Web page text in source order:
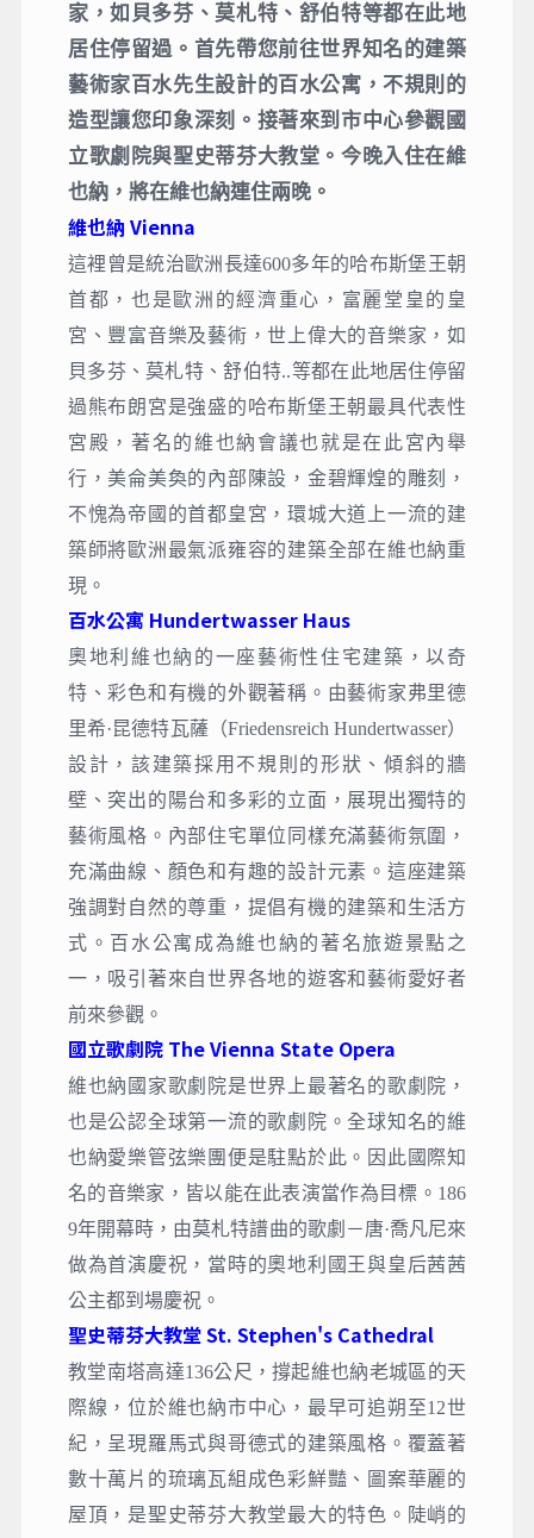
家，如貝多芬、莫札特、舒伯特等都在此地
居住停留過。首先帶您前往世界知名的建築
藝術家百水先生設計的百水公寓，不規則的
造型讓您印象深刻。接著來到市中心參觀國
立歌劇院與聖史蒂芬大教堂。今晚入住在維
也納，將在維也納連住兩晚。
維也納 Vienna
這裡曾是統治歐洲長達600多年的哈布斯堡王朝
首都，也是歐洲的經濟重心，富麗堂皇的皇
宮、豐富音樂及藝術，世上偉大的音樂家，如
貝多芬、莫札特、舒伯特..等都在此地居住停留
過熊布朗宮是強盛的哈布斯堡王朝最具代表性
宮殿，著名的維也納會議也就是在此宮內舉
行，美侖美奐的內部陳設，金碧輝煌的雕刻，
不愧為帝國的首都皇宮，環城大道上一流的建
築師將歐洲最氣派雍容的建築全部在維也納重
現。
百水公寓 Hundertwasser Haus
奧地利維也納的一座藝術性住宅建築，以奇
特、彩色和有機的外觀著稱。由藝術家弗里德
里希·昆德特瓦薩（Friedensreich Hundertwasser）
設計，該建築採用不規則的形狀、傾斜的牆
壁、突出的陽台和多彩的立面，展現出獨特的
藝術風格。內部住宅單位同樣充滿藝術氛圍，
充滿曲線、顏色和有趣的設計元素。這座建築
強調對自然的尊重，提倡有機的建築和生活方
式。百水公寓成為維也納的著名旅遊景點之
一，吸引著來自世界各地的遊客和藝術愛好者
前來參觀。
國立歌劇院 The Vienna State Opera
維也納國家歌劇院是世界上最著名的歌劇院，
也是公認全球第一流的歌劇院。全球知名的維
也納愛樂管弦樂團便是駐點於此。因此國際知
名的音樂家，皆以能在此表演當作為目標。186
9年開幕時，由莫札特譜曲的歌劇－唐·喬凡尼來
做為首演慶祝，當時的奧地利國王與皇后茜茜
公主都到場慶祝。
聖史蒂芬大教堂 St. Stephen's Cathedral
教堂南塔高達136公尺，撐起維也納老城區的天
際線，位於維也納市中心，最早可追朔至12世
紀，呈現羅馬式與哥德式的建築風格。覆蓋著
數十萬片的琉璃瓦組成色彩鮮豔、圖案華麗的
屋頂，是聖史蒂芬大教堂最大的特色。陡峭的